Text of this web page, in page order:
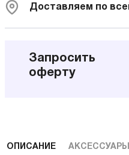
Доставляем по
Запросить
оферту
ОПИСАНИЕ АКСЕССУАРЫ